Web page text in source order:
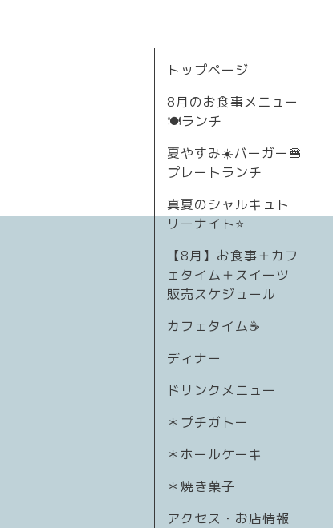
トップページ
8月のお食事メニュー
🍽ランチ
夏やすみ☀️バーガー🍔
プレートランチ
真夏のシャルキュト
リーナイト⭐
【8月】お食事＋カフ
ェタイム＋スイーツ
販売スケジュール
カフェタイム☕️
ディナー
ドリンクメニュー
＊プチガトー
＊ホールケーキ
＊焼き菓子
アクセス・お店情報